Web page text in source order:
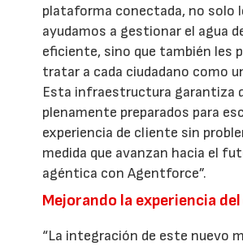
plataforma conectada, no solo
ayudamos a gestionar el agua
eficiente, sino que también les
tratar a cada ciudadano como
Esta infraestructura garantiza
plenamente preparados para
experiencia de cliente sin
medida que avanzan hacia el
agéntica con Agentforce”.
Mejorando la experiencia
“La integración de este nuevo